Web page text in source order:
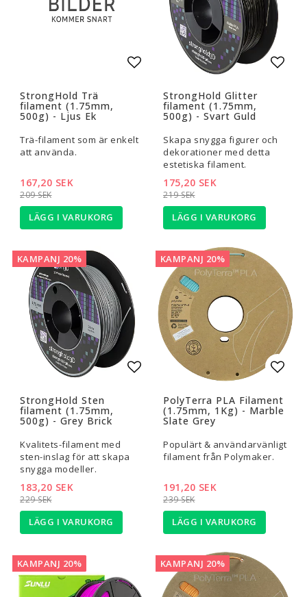
StrongHold Trä
filament (1.75mm,
500g) - Ljus Ek
Trä-filament som är enkelt
att använda.
209 SEK
167,20 SEK
LÄGG I VARUKORG
StrongHold Glitter
filament (1.75mm,
500g) - Svart Guld
Skapa snygga figurer och
dekorationer med detta
estetiska filament.
219 SEK
175,20 SEK
LÄGG I VARUKORG
KAMPANJ 20%
Lägg till i favoritlistan
StrongHold Sten
filament (1.75mm,
500g) - Grey Brick
Kvalitets-filament med
sten-inslag för att skapa
snygga modeller.
229 SEK
183,20 SEK
LÄGG I VARUKORG
KAMPANJ 20%
PolyTerra PLA Filament
(1.75mm, 1Kg) - Marble
Slate Grey
Populärt & användarvänligt
filament från Polymaker.
239 SEK
191,20 SEK
LÄGG I VARUKORG
KAMPANJ 20% KAMPANJ 20%